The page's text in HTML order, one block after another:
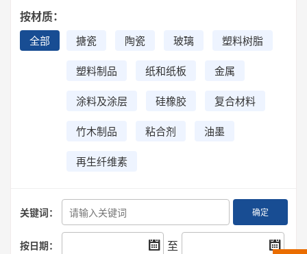
按材质：
全部 搪瓷 陶瓷 玻璃 塑料树脂
塑料制品 纸和纸板 金属
涂料及涂层 硅橡胶 复合材料
竹木制品 粘合剂 油墨
再生纤维素
关键词： 确定
按日期： 至